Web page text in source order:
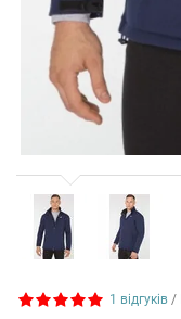
1 відгуків /